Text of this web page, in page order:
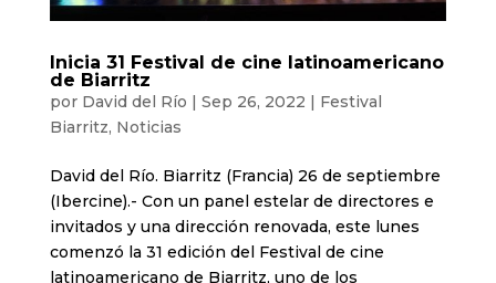
Inicia 31 Festival de cine latinoamericano
de Biarritz
por David del Río | Sep 26, 2022 | Festival
Biarritz, Noticias
David del Río. Biarritz (Francia) 26 de septiembre
(Ibercine).- Con un panel estelar de directores e
invitados y una dirección renovada, este lunes
comenzó la 31 edición del Festival de cine
latinoamericano de Biarritz, uno de los